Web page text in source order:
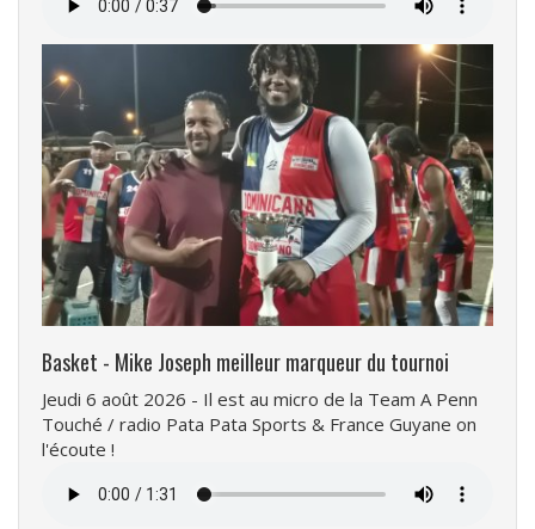
audio
Basket - Mike Joseph meilleur marqueur du tournoi
Jeudi 6 août 2026 - Il est au micro de la Team A Penn
Touché / radio Pata Pata Sports & France Guyane on
l'écoute !
audio